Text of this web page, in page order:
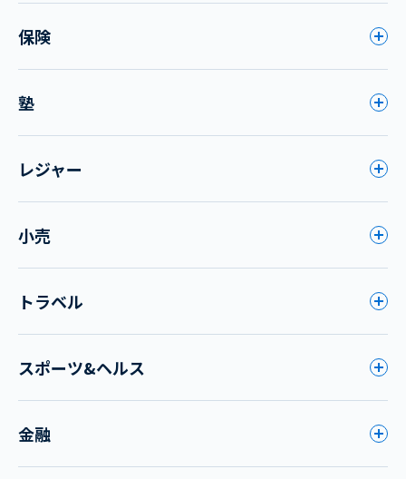
保険
塾
レジャー
小売
トラベル
スポーツ&ヘルス
金融